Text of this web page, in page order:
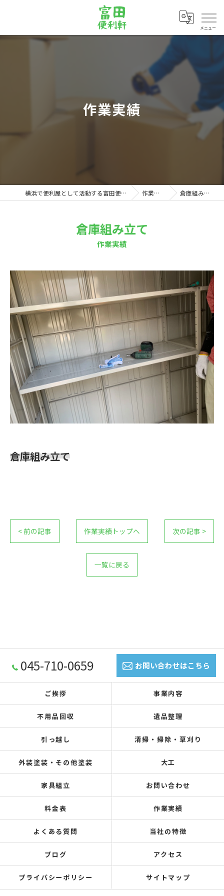
メニュー
作業実績
横浜で便利屋として活動する富田便利軒 作業実績 倉庫組み立て
作業実績
倉庫組み立て
倉庫組み立て
< 前の記事 作業実績トップへ 次の記事 >
一覧に戻る
045-710-0659 お問い合わせはこちら
ご挨拶 事業内容
不用品回収 遺品整理
引っ越し 清掃・掃除・草刈り
外装塗装・その他塗装 大工
家具組立 お問い合わせ
料金表 作業実績
よくある質問 当社の特徴
ブログ アクセス
プライバシーポリシー サイトマップ